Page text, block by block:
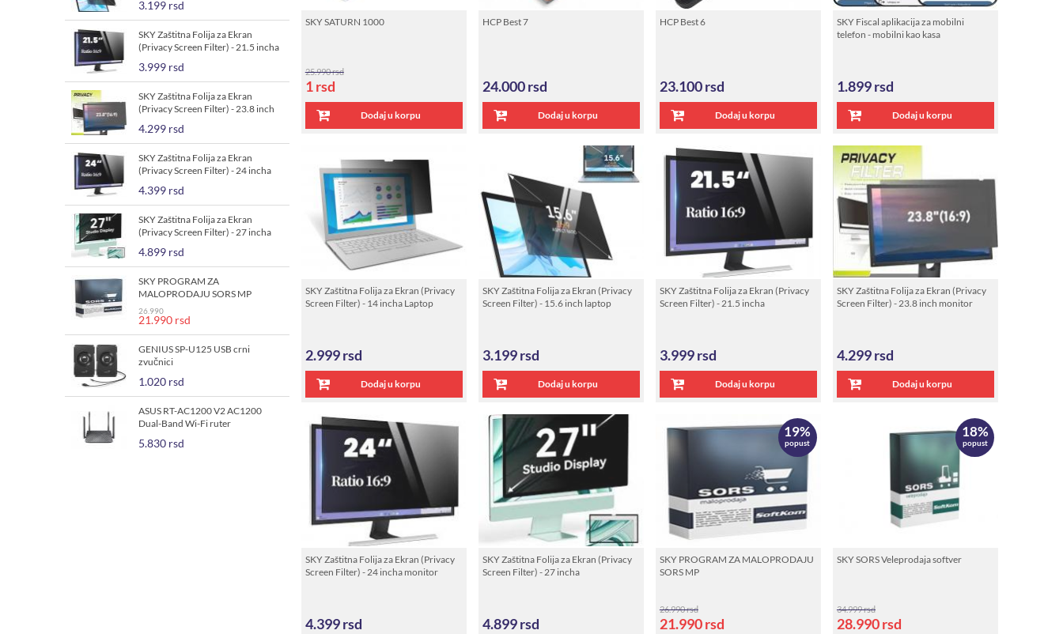
SKY SATURN 1000
25.990 rsd
1rsd
Dodaj u korpu
HCP Best 7
24.000rsd
Dodaj u korpu
HCP Best 6
23.100rsd
Dodaj u korpu
SKY Fiscal aplikacija za mobilni
telefon - mobilni kao kasa
1.899rsd
Dodaj u korpu
SKY Zaštitna Folija za Ekran (Privacy
Screen Filter) - 14 incha Laptop
2.999rsd
Dodaj u korpu
SKY Zaštitna Folija za Ekran (Privacy
Screen Filter) - 15.6 inch laptop
3.199rsd
Dodaj u korpu
SKY Zaštitna Folija za Ekran (Privacy
Screen Filter) - 21.5 incha
3.999rsd
Dodaj u korpu
SKY Zaštitna Folija za Ekran (Privacy
Screen Filter) - 23.8 inch monitor
4.299rsd
Dodaj u korpu
SKY Zaštitna Folija za Ekran (Privacy
Screen Filter) - 24 incha monitor
4.399rsd
SKY Zaštitna Folija za Ekran (Privacy
Screen Filter) - 27 incha
4.899rsd
19%
popust
SKY PROGRAM ZA MALOPRODAJU
SORS MP
26.990 rsd
21.990rsd
18%
popust
SKY SORS Veleprodaja softver
34.999 rsd
28.990rsd
3.199 rsd
SKY Zaštitna Folija za Ekran
(Privacy Screen Filter) - 21.5 incha
3.999 rsd
SKY Zaštitna Folija za Ekran
(Privacy Screen Filter) - 23.8 inch
4.299 rsd
SKY Zaštitna Folija za Ekran
(Privacy Screen Filter) - 24 incha
4.399 rsd
SKY Zaštitna Folija za Ekran
(Privacy Screen Filter) - 27 incha
4.899 rsd
SKY PROGRAM ZA
MALOPRODAJU SORS MP
26.990
21.990 rsd
GENIUS SP-U125 USB crni
zvučnici
1.020 rsd
ASUS RT-AC1200 V2 AC1200
Dual-Band Wi-Fi ruter
5.830 rsd